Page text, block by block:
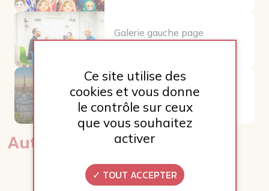
Galerie gauche page
galerie français
Autres Galeries
Ce site utilise des
cookies et vous donne
le contrôle sur ceux
que vous souhaitez
activer
TOUT ACCEPTER